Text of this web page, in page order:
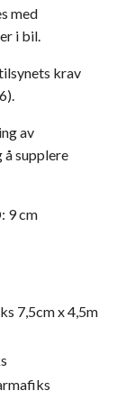
med
i bil.
krav
av
supplere
9 cm
7,5cm x 4,5m